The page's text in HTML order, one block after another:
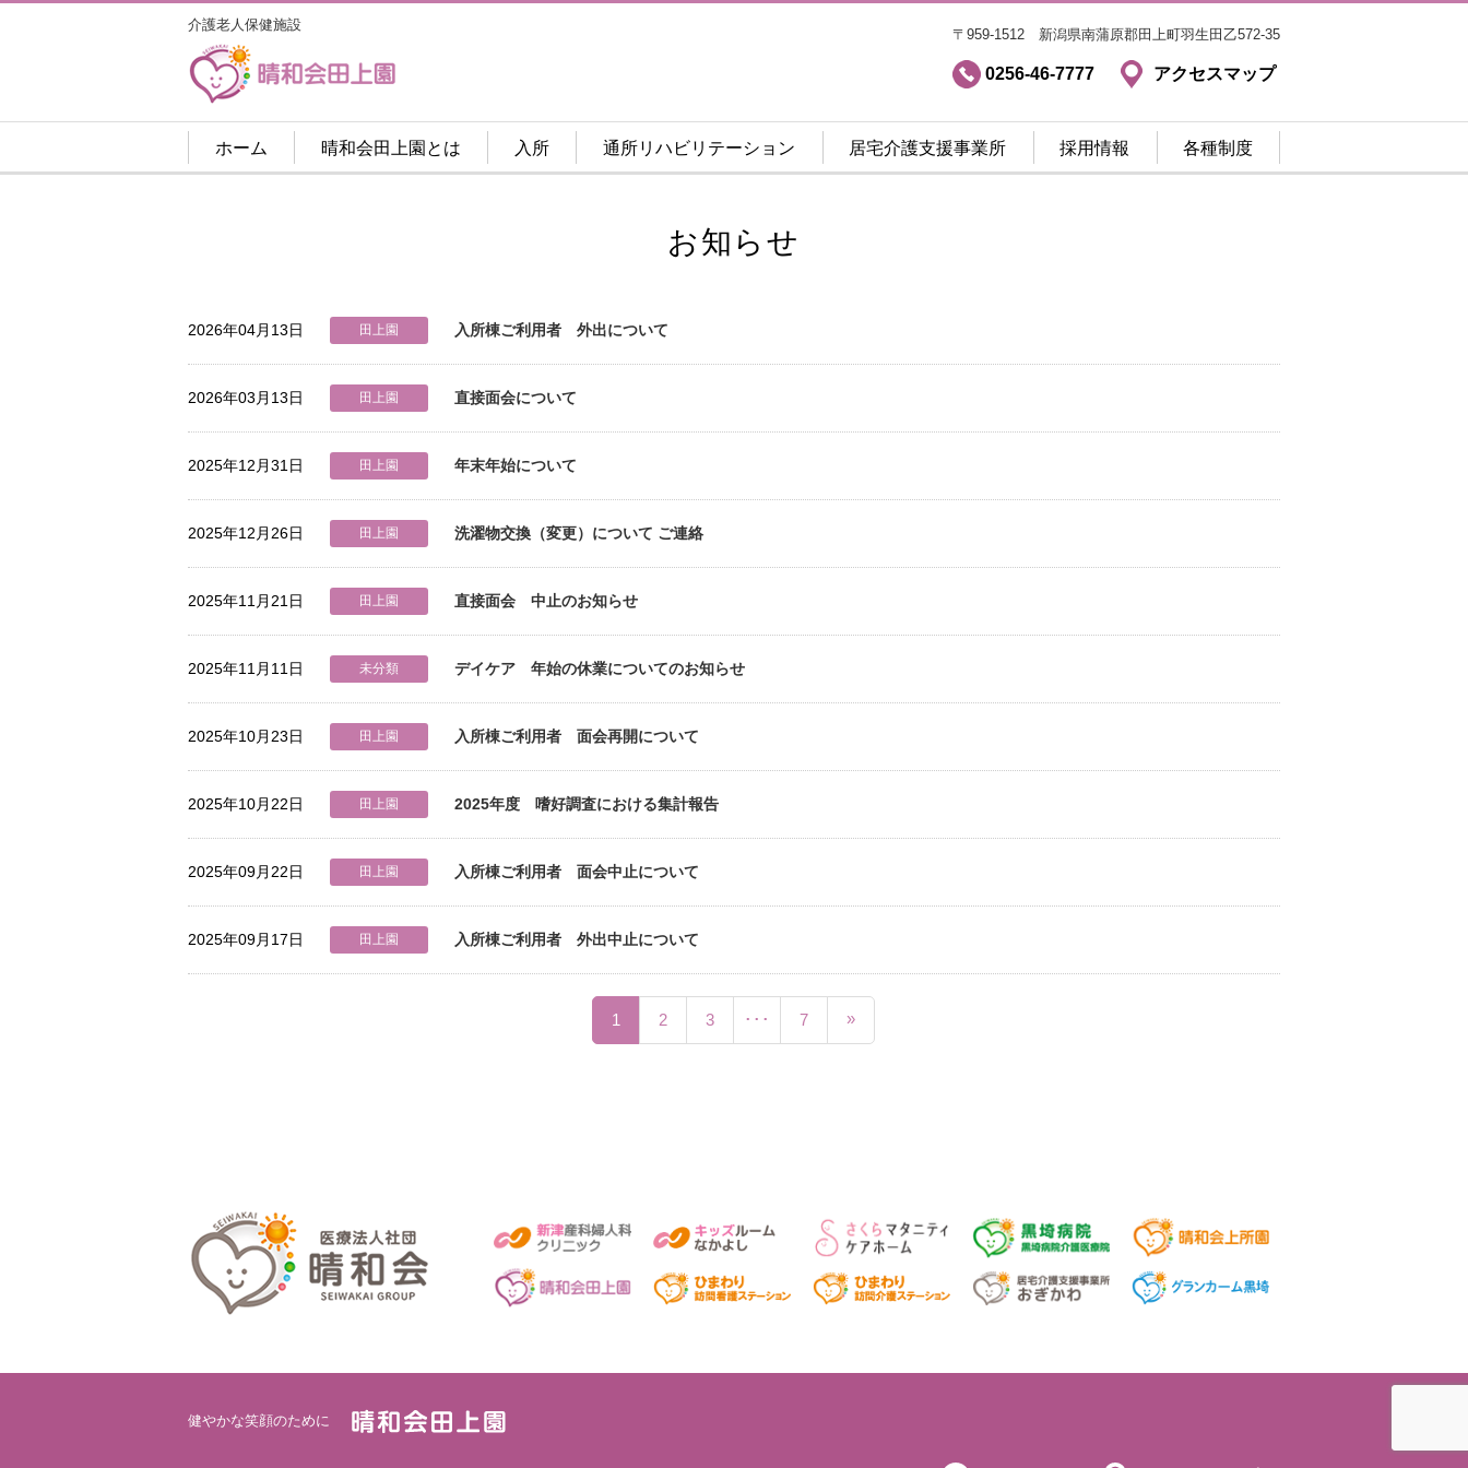
介護老人保健施設
〒959-1512 新潟県南蒲原郡田上町羽生田乙572-35
0256-46-7777 アクセスマップ
ホーム 晴和会田上園とは 入所 通所リハビリテーション 居宅介護支援事業所 採用情報 各種制度
お知らせ
2026年04月13日 田上園 入所棟ご利用者 外出について
2026年03月13日 田上園 直接面会について
2025年12月31日 田上園 年末年始について
2025年12月26日 田上園 洗濯物交換（変更）について ご連絡
2025年11月21日 田上園 直接面会 中止のお知らせ
2025年11月11日 未分類 デイケア 年始の休業についてのお知らせ
2025年10月23日 田上園 入所棟ご利用者 面会再開について
2025年10月22日 田上園 2025年度 嗜好調査における集計報告
2025年09月22日 田上園 入所棟ご利用者 面会中止について
2025年09月17日 田上園 入所棟ご利用者 外出中止について
1 2 3 ･･･ 7 »
健やかな笑顔のために